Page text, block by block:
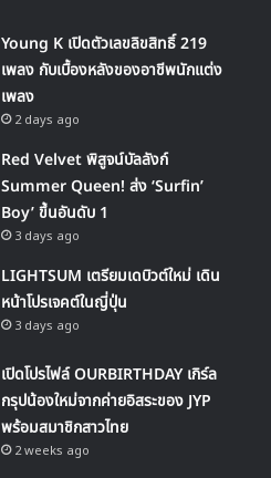
Young K เปิดตัวเลขลิขสิทธิ์ 219
เพลง กับเบื้องหลังของอาชีพนักแต่ง
เพลง
2 days ago
Red Velvet พิสูจน์บัลลังก์
Summer Queen! ส่ง ‘Surfin’
Boy’ ขึ้นอันดับ 1
3 days ago
LIGHTSUM เตรียมเดบิวต์ใหม่ เดิน
หน้าโปรเจคต์ในญี่ปุ่น
3 days ago
เปิดโปรไฟล์ OURBIRTHDAY เกิร์ล
กรุปน้องใหม่จากค่ายอิสระของ JYP
พร้อมสมาชิกสาวไทย
2 weeks ago